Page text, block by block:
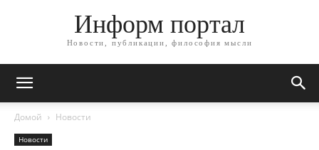
Информ портал
Новости, публикации, философия мысли
Домой Новости
Новости